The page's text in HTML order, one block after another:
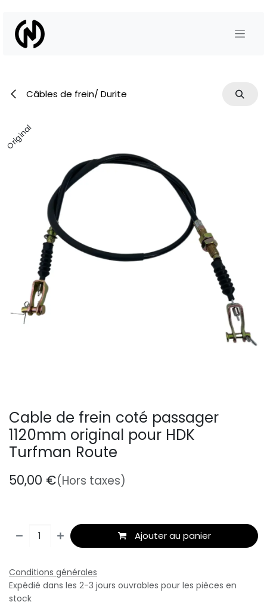
Câbles de frein/ Durite
Original
Cable de frein coté passager
1120mm original pour HDK
Turfman Route
50,00 €(Hors taxes)
Ajouter au panier
Conditions générales
Expédié dans les 2-3 jours ouvrables pour les pièces en
stock